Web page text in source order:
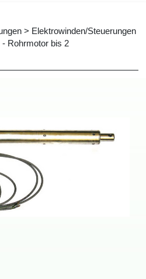
> Elektrowinden/Steuerungen
Rohrmotorbis2